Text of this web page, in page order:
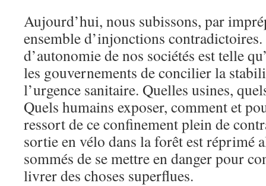
Aujourd’hui, nous subissons, par
ensemble d’injonctions contradictoires.
d’autonomie de nos sociétés est telle
les gouvernements de concilier la
l’urgence sanitaire. Quelles usines,
Quels humains exposer, comment et
ressort de ce confinement plein de
sortie en vélo dans la forêt est réprimé
sommés de se mettre en danger pour
livrer des choses superflues.